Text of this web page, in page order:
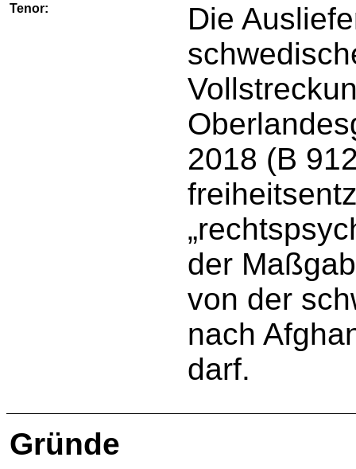
Tenor:
Die
2018 (B
der
von der
nach
darf.
Gründe